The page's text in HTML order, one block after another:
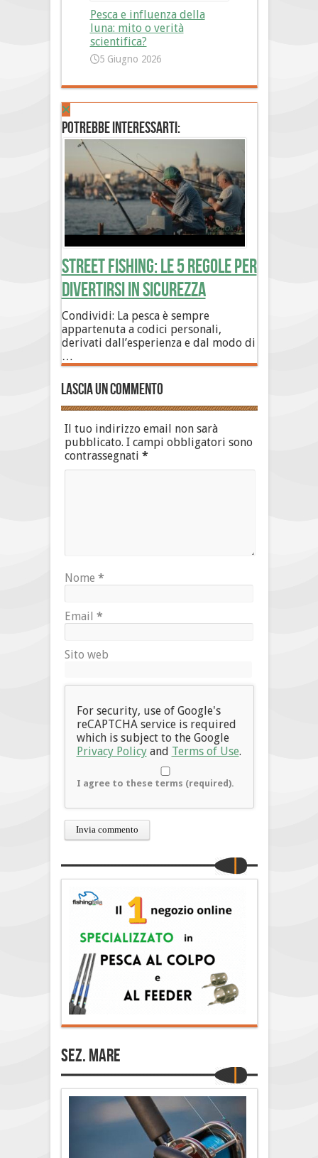
Pesca e influenza della
luna: mito o verità
scientifica?
5 Giugno 2026
Potrebbe interessarti:
Street Fishing: le 5 regole per
divertirsi in sicurezza
Condividi: La pesca è sempre
appartenuta a codici personali,
derivati dall’esperienza e dal modo di
…
Lascia un commento
Il tuo indirizzo email non sarà
pubblicato. I campi obbligatori sono
contrassegnati *
Nome *
Email *
Sito web
For security, use of Google's
reCAPTCHA service is required
which is subject to the Google
Privacy Policyand Terms of Use.
I agree to these terms (required).
Sez. Mare